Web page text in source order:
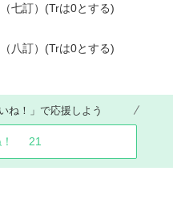
七訂）(Trは0とする)
八訂）(Trは0とする)
ね！」で応援しよう
21